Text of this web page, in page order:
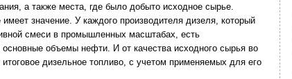
а также места, где было добыто исходное сырье.
имеет значение. У каждого производителя дизеля, который
смеси в промышленных масштабах, есть
основные объемы нефти. И от качества исходного сырья во
итоговое дизельное топливо, с учетом применяемых для его